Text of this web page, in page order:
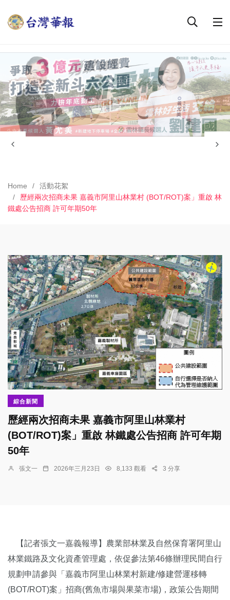
Home
活動花絮
歷經兩次招商未果 嘉義市阿里山林業村 (BOT/ROT)案」重啟 林
鐵處公告招商 許可年期50年
綜合新聞
歷經兩次招商未果 嘉義市阿里山林業村
(BOT/ROT)案」重啟 林鐵處公告招商 許可年期
50年
張文一 2026年三月23日 8,133 觀看 3 分享
【記者張文一嘉義報導】農業部林業及自然保育署阿里山
林業鐵路及文化資產管理處，依促參法第46條辦理民間自行
規劃申請參與「嘉義市阿里山林業村新建/修建營運移轉
(BOT/ROT)案」招商(舊魚市場與果菜市場)，政策公告期間